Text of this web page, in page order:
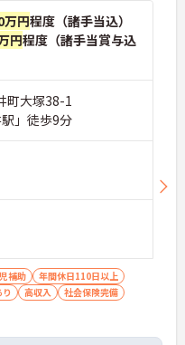
万円程度（諸手当込）
円程度（諸手当賞与込
町大塚38-1
」徒歩9分
補助
年間休日110日以上
高収入
社会保険完備